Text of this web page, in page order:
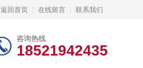
返回首页 在线留言 联系我们
咨询热线
18521942435